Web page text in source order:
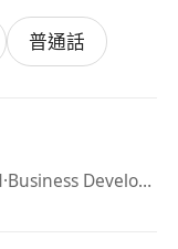
能以清晰、專
高才通、優才
效在港工作許
普通話
·Business Development Manager